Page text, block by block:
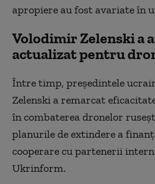
apropiere au fost avariate în
Volodimir Zelenski a
actualizat pentru
Între timp, președintele
Zelenskia remarcat
în combaterea dronelor
planurile de extindere a
cooperare cu partenerii
Ukrinform.